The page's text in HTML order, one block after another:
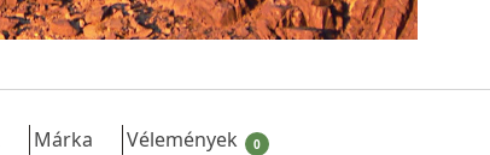
Márka Vélemények 0